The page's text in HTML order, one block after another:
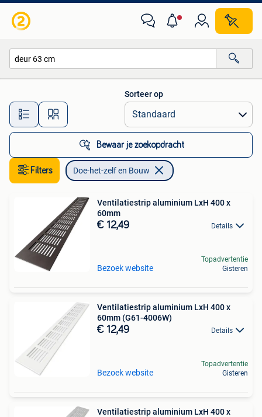
Alle afstanden…
Sorteer op
Bewaar je zoekopdracht
Filters Doe-het-zelf en Bouw
Ventilatiestrip aluminium LxH 400 x
60mm
€ 12,49 Details
Bezoek website
Topadvertentie
Gisteren
Ventilatiestrip aluminium LxH 400 x
60mm (G61-4006W)
€ 12,49 Details
Bezoek website
Topadvertentie
Gisteren
Ventilatiestrip aluminium LxH 400 x